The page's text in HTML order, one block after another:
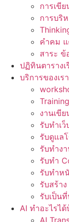
การเขีย
การบริ
คำคม
สาระ
ปฏิทินตารางเ
บริการของเรา
Training
งานเขี
รับทำเ
รับดูแล
รับทำง
รับทำ
รับทำห
รับสร้า
รับเป็น
AI ทำอะไรได้
AI